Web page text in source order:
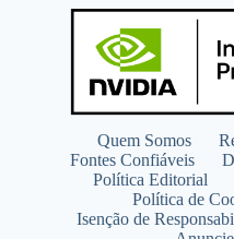
Quem Somos
Fontes Confiáveis
Política Editorial
Política de
Isenção de